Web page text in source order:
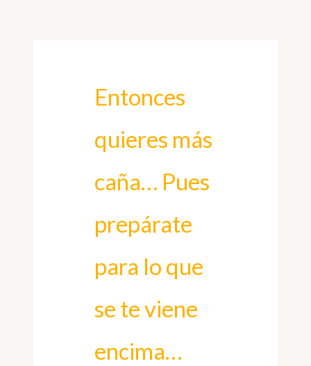
Entonces
quieres más
caña… Pues
prepárate
para lo que
se te viene
encima…